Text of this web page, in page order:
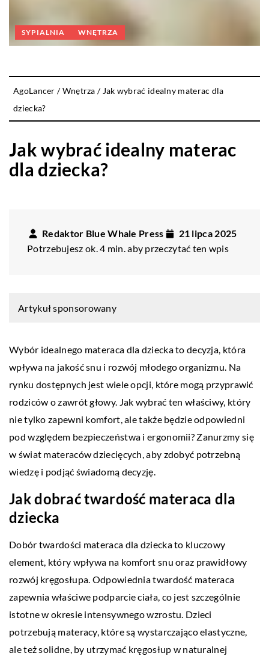
SYPIALNIA WNĘTRZA
AgoLancer /Wnętrza /Jak wybrać idealny materac dla
dziecka?
Jak wybrać idealny materac
dla dziecka?
Redaktor Blue Whale Press
21 lipca 2025
Potrzebujesz ok. 4 min. aby przeczytać ten wpis
Artykuł sponsorowany
Wybór idealnego materaca dla dziecka to decyzja, która
wpływa na jakość snu i rozwój młodego organizmu. Na
rynku dostępnych jest wiele opcji, które mogą przyprawić
rodziców o zawrót głowy. Jak wybrać ten właściwy, który
nie tylko zapewni komfort, ale także będzie odpowiedni
pod względem bezpieczeństwa i ergonomii? Zanurzmy się
w świat materaców dziecięcych, aby zdobyć potrzebną
wiedzę i podjąć świadomą decyzję.
Jak dobrać twardość materaca dla
dziecka
Dobór twardości materaca dla dziecka to kluczowy
element, który wpływa na komfort snu oraz prawidłowy
rozwój kręgosłupa. Odpowiednia twardość materaca
zapewnia właściwe podparcie ciała, co jest szczególnie
istotne w okresie intensywnego wzrostu. Dzieci
potrzebują materacy, które są wystarczająco elastyczne,
ale też solidne, by utrzymać kręgosłup w naturalnej